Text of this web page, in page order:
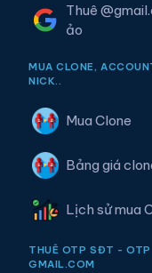
Thuê
ảo
MUA CLONE,
NICK..
Mua Clone
Bảng giá
Lịch sử mua
THUÊ OTP SĐT - OTP
GMAIL.COM
follow TikTok**,
**bình luận** để
thịnh hành, thu